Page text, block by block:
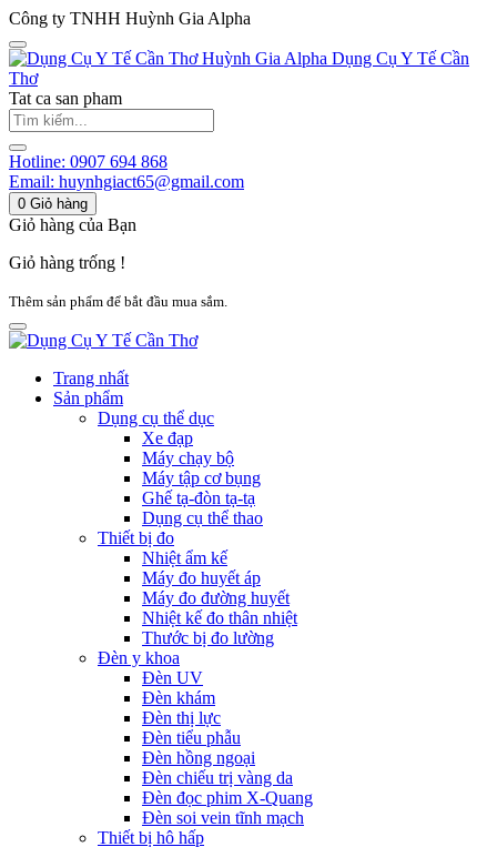
Công ty TNHH Huỳnh Gia Alpha
Huỳnh Gia Alpha Dụng Cụ Y Tế Cần
Thơ
Tat ca san pham
Hotline: 0907 694 868
Email: huynhgiact65@gmail.com
0 Giỏ hàng
Giỏ hàng của Bạn
Giỏ hàng trống !
Thêm sản phẩm để bắt đầu mua sắm.
Trang nhất
Sản phẩm
Dụng cụ thể dục
Xe đạp
Máy chạy bộ
Máy tập cơ bụng
Ghế tạ-đòn tạ-tạ
Dụng cụ thể thao
Thiết bị đo
Nhiệt ẩm kế
Máy đo huyết áp
Máy đo đường huyết
Nhiệt kế đo thân nhiệt
Thước bị đo lường
Đèn y khoa
Đèn UV
Đèn khám
Đèn thị lực
Đèn tiểu phẫu
Đèn hồng ngoại
Đèn chiếu trị vàng da
Đèn đọc phim X-Quang
Đèn soi vein tĩnh mạch
Thiết bị hô hấp